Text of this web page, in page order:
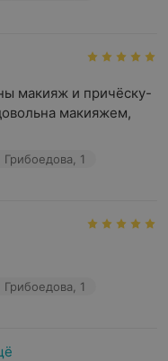
макияж и причёску-
макияжем,
1
1